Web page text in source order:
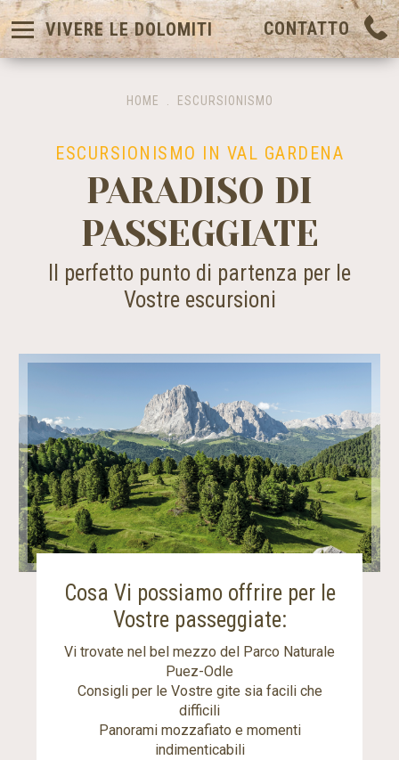
VIVERE LE DOLOMITI CONTATTO
HOME ESCURSIONISMO
ESCURSIONISMO IN VAL GARDENA
PARADISO DI
PASSEGGIATE
Il perfetto punto di partenza per le
Vostre escursioni
Cosa Vi possiamo offrire per le
Vostre passeggiate:
Vi trovate nel bel mezzo del Parco Naturale
Puez-Odle
Consigli per le Vostre gite sia facili che
difficili
Panorami mozzafiato e momenti
indimenticabili